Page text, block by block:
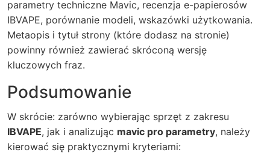
parametry techniczne Mavic, recenzja e-papierosów
IBVAPE, porównanie modeli, wskazówki użytkowania.
Metaopis i tytuł strony (które dodasz na stronie)
powinny również zawierać skróconą wersję
kluczowych fraz.
Podsumowanie
W skrócie: zarówno wybierając sprzęt z zakresu
IBVAPE, jak i analizując mavic pro parametry, należy
kierować się praktycznymi kryteriami: